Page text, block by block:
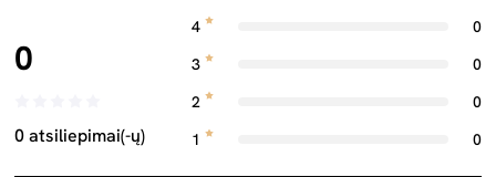
0
0 atsiliepimai(-ų)
4
0
3
0
2
0
1
0